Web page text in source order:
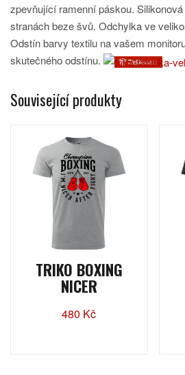
zpevňující ramenní páskou.
stranách beze švů. Odchylka ve
Odstín barvy textilu na vašem
skutečného odstínu.
Související produkty
TRIKO BOXING
NICER
480 Kč